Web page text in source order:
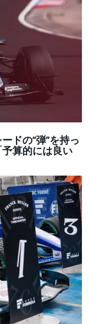
ドの“弾”を持っ
算的には良い